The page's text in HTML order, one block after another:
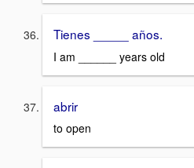
Tienes _____ años.
I am ______ years old
abrir
to open